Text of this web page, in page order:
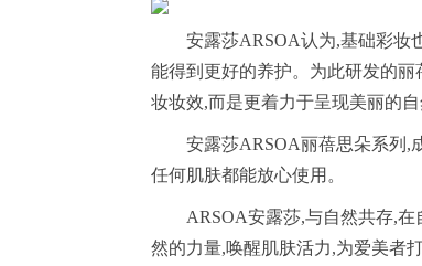
安露莎ARSOA认为,基础彩妆
能得到更好的养护。为此研发的
妆妆效,而是更着力于呈现美丽的自
安露莎ARSOA丽蓓思朵系列,
任何肌肤都能放心使用。
ARSOA安露莎,与自然共存,
然的力量,唤醒肌肤活力,为爱美者